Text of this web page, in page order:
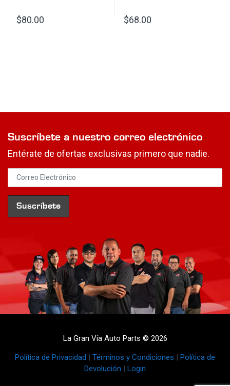
$80.00 $68.00
Suscríbete a nuestro correo electrónico
Entérate de ofertas exclusivas primero que nadie.
La Gran Vía Auto Parts © 2026
Política de Privacidad | Términos y Condiciones | Política de
Devolución | Login